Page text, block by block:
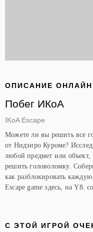
ОПИСАНИЕ
Побег ИКоА
IKoA Escape
Можете ли вы решить все
от Нидзиро Куроме?
любой предмет или
решить головоломку.
как разблокировать
Escape game здесь, на Y8.
C ЭТОЙ ИГРОЙ